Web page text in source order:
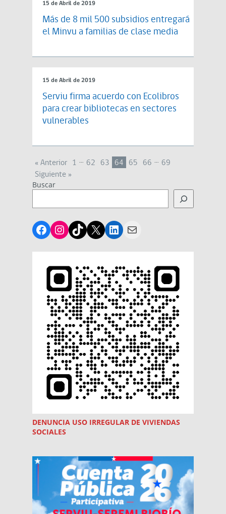
15 de Abril de 2019
Más de 8 mil 500 subsidios entregará
el Minvu a familias de clase media
15 de Abril de 2019
Serviu firma acuerdo con Ecolibros
para crear bibliotecas en sectores
vulnerables
« Anterior 1 … 62 63 64 65 66 … 69
Siguiente »
Buscar
Facebook
Instagram
TikTok
X LinkedIn
Mail
DENUNCIA USO IRREGULAR DE VIVIENDAS
SOCIALES